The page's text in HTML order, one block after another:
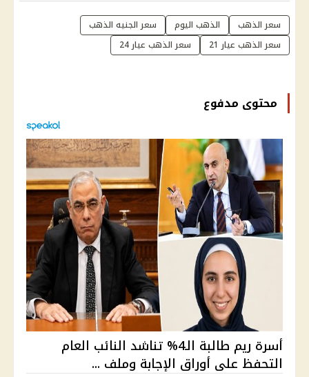
سعر الذهب الذهب اليوم
سعر الجنيه الذهب
سعر الذهب عيار 21
سعر الذهب عيار 24
محتوى مدفوع
أسرة ريم طالبة الـ4% تناشد النائب العام
التحفظ على أوراق الإجابة وملف ...